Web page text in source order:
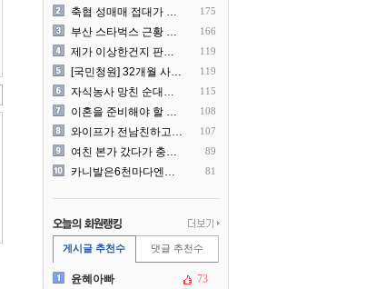
축협 성매매 접대가 더 충격.. 175
부산 스타벅스 근황 ㅎㄷㄷ 166
제가 이상한건지 판단 부탁드.. 119
[국민청원] 32개월 사랑하.. 119
자식농사 망친 순대국집 사장.. 115
이혼을 준비해야 할 것 같습.. 108
와이프가 전남친하고 해외여행.. 107
여친 본가 갔다가 충격 먹은.. 89
카니발은6천마다엔진점검을해야.. 81
게시글 추천수 댓글 추천수
윤혜아빠
73